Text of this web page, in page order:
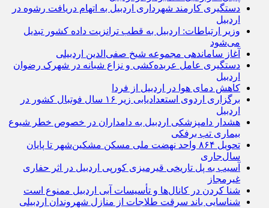
دستگیری کارمند شهرداری اردبیل به اتهام دریافت رشوه در
اردبیل
وزیر ارتباطات: اردبیل به قطب ترانزیت داده کشور تبدیل
می‌شود
آغاز ساماندهی مجموعه شیخ صفی‌الدین اردبیلی
دستگیری عامل عربده‌کشی و نزاع شبانه در شهرک رضوان
اردبیل
کاهش دمای هوا در اردبیل از فردا
برگزاری اردوی استعدادیابی زیر ۱۶ سال فوتبال کشور در
اردبیل
هشدار دامپزشکی اردبیل به دامداران در خصوص خطر شیوع
بیماری تب برفکی
تحویل ۸۶۴ واحد نهضت ملی مسکن مشکین‌شهر تا پایان
سال‌جاری
آسیب به پل تاریخی قیرمیزی کورپی اردبیل در اثر حفاری
غیرمجاز
شنا کردن در کانال‌ها و تأسیسات آبی اردبیل ممنوع است
شناسایی باند سرقت طلاجات از منازل شهروندان اردبیلی